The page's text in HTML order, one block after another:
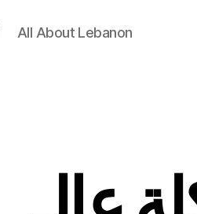
All About Lebanon